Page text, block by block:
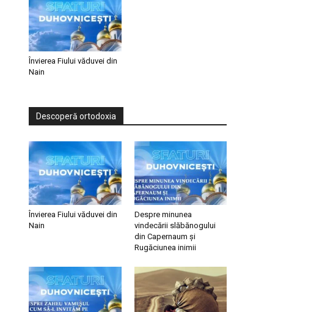
Învierea Fiului văduvei din
Nain
Descoperă ortodoxia
Învierea Fiului văduvei din
Nain
Despre minunea
vindecării slăbănogului
din Capernaum și
Rugăciunea inimii